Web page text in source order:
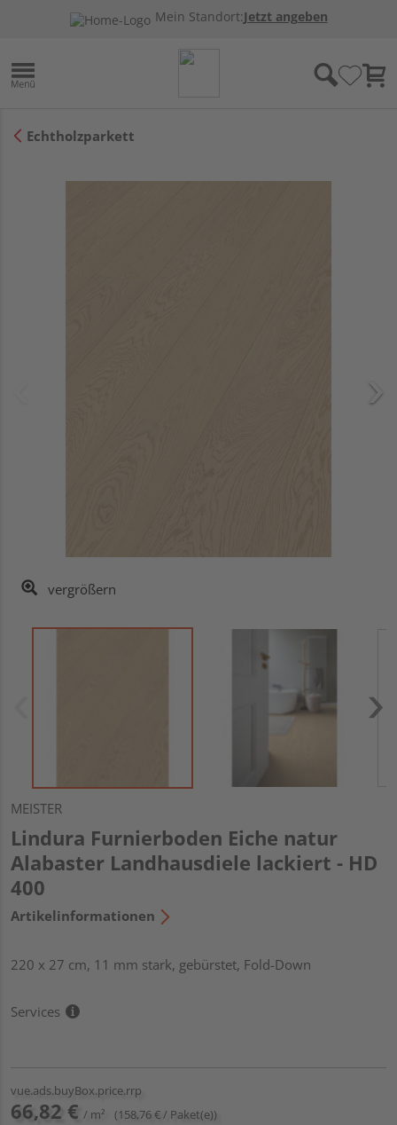
Mein Standort:Jetzt angeben
Echtholzparkett
vergrößern
MEISTER
Lindura Furnierboden Eiche natur
Alabaster Landhausdiele lackiert - HD
400
Artikelinformationen
220 x 27 cm, 11 mm stark, gebürstet, Fold-Down
Services
vue.ads.buyBox.price.rrp
66,82 € / m² (158,76 € / Paket(e))